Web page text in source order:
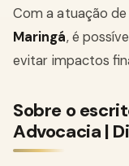
Com a atuação de
Maringá, é
evitar impactos
Sobre o
Advocacia |